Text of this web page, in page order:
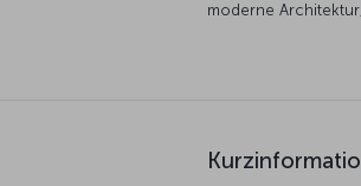
moderne